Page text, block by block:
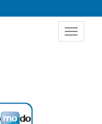
Toggle